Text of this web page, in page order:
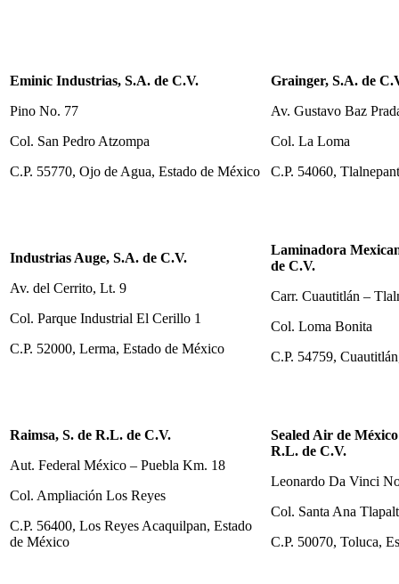
Eminic Industrias, S.A. de C.V.
Pino No. 77
Col. San Pedro Atzompa
C.P. 55770, Ojo de Agua, Estado de México
Grainger, S.A. de
Av. Gustavo Baz
Col. La Loma
C.P. 54060,
Industrias Auge, S.A. de C.V.
Av. del Cerrito, Lt. 9
Col. Parque Industrial El Cerillo 1
C.P. 52000, Lerma, Estado de México
Laminadora
de C.V.
Carr. Cuautitlán –
Col. Loma Bonita
C.P. 54759,
Raimsa, S. de R.L. de C.V.
Aut. Federal México – Puebla Km. 18
Col. Ampliación Los Reyes
C.P. 56400, Los Reyes Acaquilpan, Estado
de México
Sealed Air de
R.L. de C.V.
Leonardo Da Vinci
Col. Santa Ana
C.P. 50070, Toluca,